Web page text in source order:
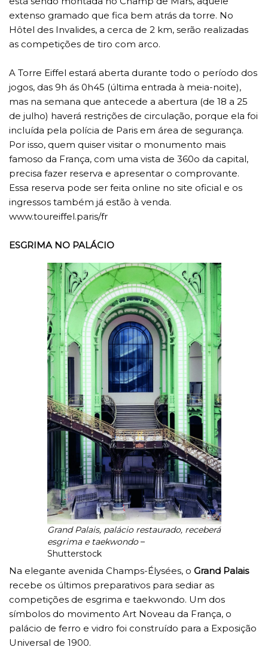
extenso gramado que fica bem atrás da torre. No
Hôtel des Invalides, a cerca de 2 km, serão realizadas
as competições de tiro com arco.
A Torre Eiffel estará aberta durante todo o período dos
jogos, das 9h ás 0h45 (última entrada à meia-noite),
mas na semana que antecede a abertura (de 18 a 25
de julho) haverá restrições de circulação, porque ela foi
incluída pela polícia de Paris em área de segurança.
Por isso, quem quiser visitar o monumento mais
famoso da França, com uma vista de 360o da capital,
precisa fazer reserva e apresentar o comprovante.
Essa reserva pode ser feita online no site oficial e os
ingressos também já estão à venda.
www.toureiffel.paris/fr
ESGRIMA NO PALÁCIO
Grand Palais, palácio restaurado, receberá
esgrima e taekwondo–
Shutterstock
Na elegante avenida Champs-Élysées, o Grand Palais
recebe os últimos preparativos para sediar as
competições de esgrima e taekwondo. Um dos
símbolos do movimento Art Noveau da França, o
palácio de ferro e vidro foi construído para a Exposição
Universal de 1900.